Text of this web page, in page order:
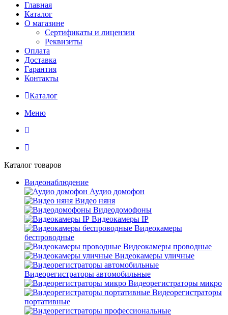
Главная
Каталог
О магазине
Сертификаты и лицензии
Реквизиты
Оплата
Доставка
Гарантия
Контакты
Каталог
Меню
Каталог товаров
Видеонаблюдение
Аудио домофон
Видео няня
Видеодомофоны
Видеокамеры IP
Видеокамеры
беспроводные
Видеокамеры проводные
Видеокамеры уличные
Видеорегистраторы автомобильные
Видеорегистраторы микро
Видеорегистраторы
портативные